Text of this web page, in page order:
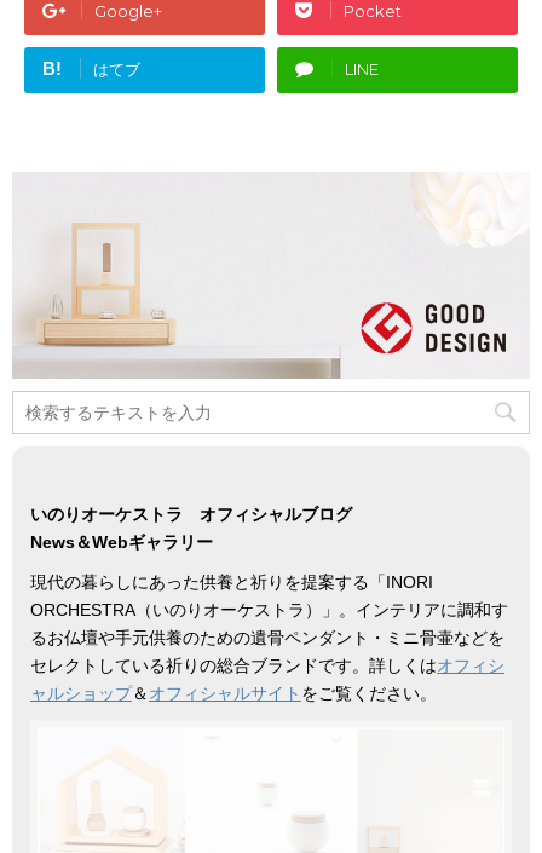
Google+ Pocket
B! はてブ LINE
いのりオーケストラ オフィシャルブログ
News＆Webギャラリー
現代の暮らしにあった供養と祈りを提案する「INORI
ORCHESTRA（いのりオーケストラ）」。インテリアに調和す
るお仏壇や手元供養のための遺骨ペンダント・ミニ骨壷などを
セレクトしている祈りの総合ブランドです。詳しくはオフィシ
ャルショップ＆ オフィシャルサイト をご覧ください。